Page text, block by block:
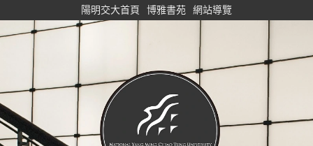
content
陽明交大首頁 博雅書苑 網站導覽